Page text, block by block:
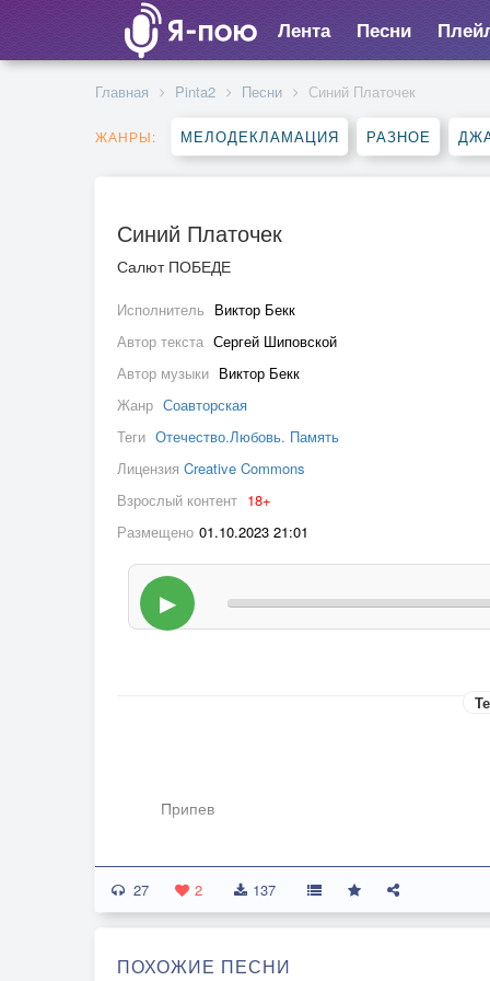
Лента Песни
Главная Pinta2 Песни Синий Платочек
ЖАНРЫ: МЕЛОДЕКЛАМАЦИЯ РАЗНОЕ
Синий Платочек
Салют ПОБЕДЕ
Исполнитель Виктор Бекк
Автор текста Сергей Шиповской
Автор музыки Виктор Бекк
Жанр Соавторская
Теги Отечество.Любовь. Память
Лицензия Creative Commons
Взрослый контент 18+
Размещено 01.10.2023 21:01
▶
Припев
Синий платочек.
Неба кусочек.
Нежность моя и печаль.
Счастья глоточек.
27 2 137
ПОХОЖИЕ ПЕСНИ